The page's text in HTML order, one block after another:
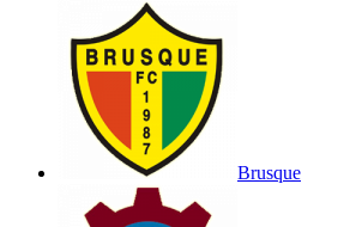
Brusque